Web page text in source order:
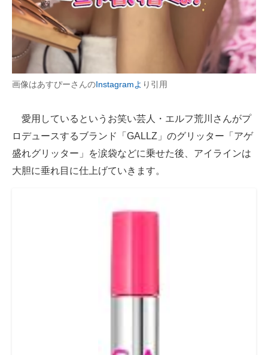
画像はあすぴーさんのInstagramよ り引用
愛用しているというお笑い芸人・エルフ荒川さんがプ
ロデュースするブランド「GALLZ」のグリッター「アゲ
盛れグリッター」を涙袋などに乗せた後、アイラインは
大胆に垂れ目に仕上げていきます。